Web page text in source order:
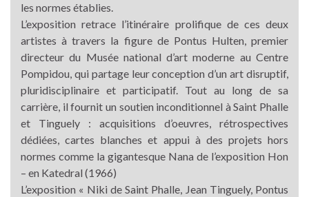
les normes établies.
L’exposition retrace l’itinéraire prolifique de ces deux
artistes à travers la figure de Pontus Hulten, premier
directeur du Musée national d’art moderne au Centre
Pompidou, qui partage leur conception d’un art disruptif,
pluridisciplinaire et participatif. Tout au long de sa
carrière, il fournit un soutien inconditionnel à Saint Phalle
et Tinguely : acquisitions d’oeuvres, rétrospectives
dédiées, cartes blanches et appui à des projets hors
normes comme la gigantesque Nana de l’exposition Hon
– en Katedral (1966)
L’exposition « Niki de Saint Phalle, Jean Tinguely, Pontus